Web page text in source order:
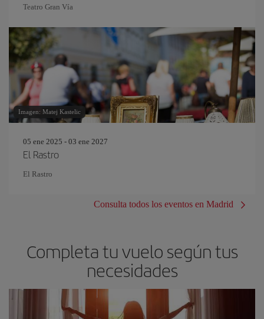
Teatro Gran Vía
Imagen: Matej Kastelic
05 ene 2025 - 03 ene 2027
El Rastro
El Rastro
Consulta todos los eventos en Madrid
Completa tu vuelo según tus
necesidades